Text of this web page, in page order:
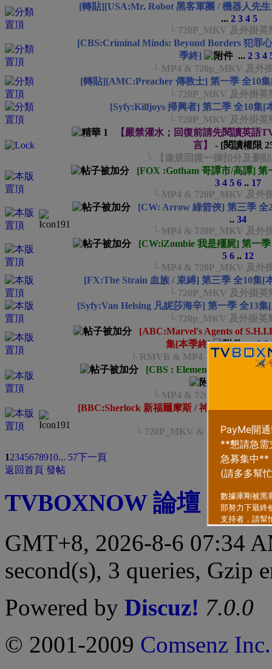
[轉貼][USA:Mr. Robot 黑客軍團 / 機器人先
... 2 3 4 5
└ 720P_MKV 及外掛英
[CBS:Criminal Minds: Beyond Borders 犯罪
季終]
... 2 3 4
└ MP4 & 720p_MKV 及外
[轉貼][AMC:Preacher 傳教士] 第一季 全10
└ 720P_MKV 及外掛英
[Syfy:Killjoys 掃興者] 第二季 全10集[
└ 720P_MKV 及外掛英
【嚴禁灌水；回復前請先閱讀英語
言】
- [閱讀權限
└ 【違規回復一律扣分及删
[FOX :Gotham 哥譚市/高譚] 第
3 4 5 6.. 17
└ MP4 & 720P_MKV 及外
[CW: Arrow 綠箭俠] 第三季 全
.. 34
└ MP4 & 720P_MKV 及外
[CW:iZombie 我是殭屍] 第一
5 6.. 12
└ MP4 & 720P_MKV 及外
[FX:The Strain 血族 / 束縛] 第三季 全10集[
└ 720P_MKV 及外掛英
[Syfy:Van Helsing 凡妮莎海辛] 第一季 全13集
└ 720p_MKV 及外掛英
[ABC:Marvel's Agents of
集[本季終]
...2 3
└ RMVB & MP4 & 720P_MKV
[CBS : Elementary 福爾摩斯
└ MP4 & 720p_MKV 及外
[BBC:Sherlock 新福爾摩斯 / 神探夏洛克] 第
└ 720P_MKV & 1080p_MKV
類型 排序方式
12345678910... 57下一頁
返回首頁 發帖
TVBOXNOW 論壇
聯繫
GMT+8, 2026-8-6 07:34
second(s), 3 queries, Gzip
Powered by Discuz! 7.0.0
© 2001-2009 Comsenz Inc.